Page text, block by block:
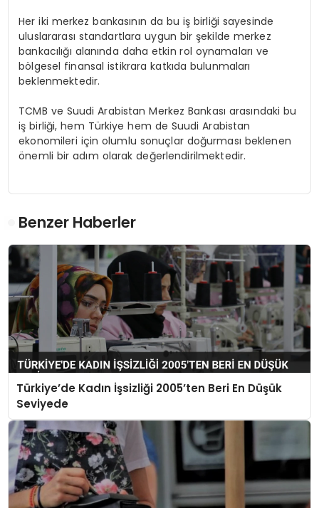
Her iki merkez bankasının da bu iş birliği sayesinde
uluslararası standartlara uygun bir şekilde merkez
bankacılığı alanında daha etkin rol oynamaları ve
bölgesel finansal istikrara katkıda bulunmaları
beklenmektedir.
TCMB ve Suudi Arabistan Merkez Bankası arasındaki bu
iş birliği, hem Türkiye hem de Suudi Arabistan
ekonomileri için olumlu sonuçlar doğurması beklenen
önemli bir adım olarak değerlendirilmektedir.
Benzer Haberler
Türkiye’de Kadın İşsizliği 2005’ten Beri En Düşük
Seviyede